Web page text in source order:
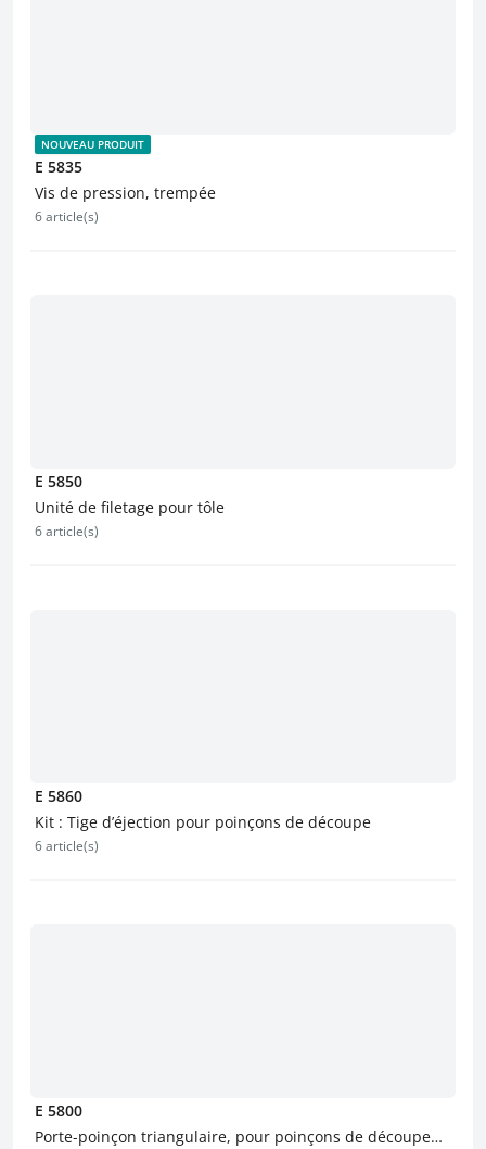
NOUVEAU PRODUIT
E 5835
Vis de pression, trempée
6 article(s)
E 5850
Unité de filetage pour tôle
6 article(s)
E 5860
Kit : Tige d’éjection pour poinçons de découpe
6 article(s)
E 5800
Porte-poinçon triangulaire, pour poinçons de découpe